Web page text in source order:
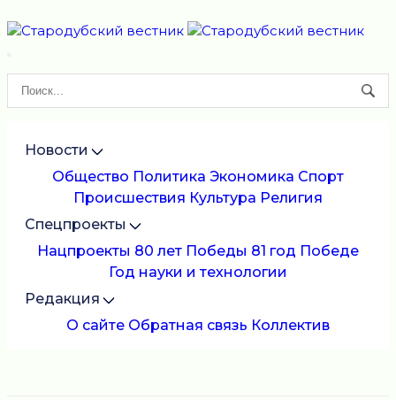
Новости
Общество Политика Экономика Спорт
Происшествия Культура Религия
Спецпроекты
Нацпроекты 80 лет Победы 81 год Победе
Год науки и технологии
Редакция
О сайте Обратная связь Коллектив